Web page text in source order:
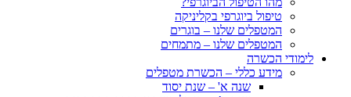
טיפול ביוגרפי בקליניקה
המטפלים שלנו – בוגרים
המטפלים שלנו – מתמחים
לימודי הכשרה
מידע כללי – הכשרת מטפלים
שנה א' – שנת יסוד